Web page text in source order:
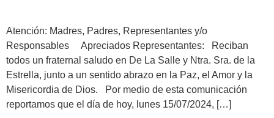
Atención: Madres, Padres, Representantes y/o
Responsables Apreciados Representantes: Reciban
todos un fraternal saludo en De La Salle y Ntra. Sra. de la
Estrella, junto a un sentido abrazo en la Paz, el Amor y la
Misericordia de Dios. Por medio de esta comunicación
reportamos que el día de hoy, lunes 15/07/2024, […]